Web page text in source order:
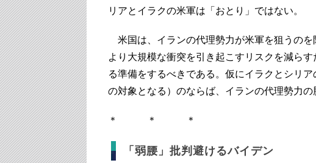
リアとイラクの米軍は「おとり」ではない。
米国は、イランの代理勢力が米軍を狙うのを
より大規模な衝突を引き起こすリスクを減ら
る準備をするべきである。仮にイラクとシリ
の対象となる）のならば、イランの代理勢力の
＊ ＊ ＊
「弱腰」批判避けるバイデン